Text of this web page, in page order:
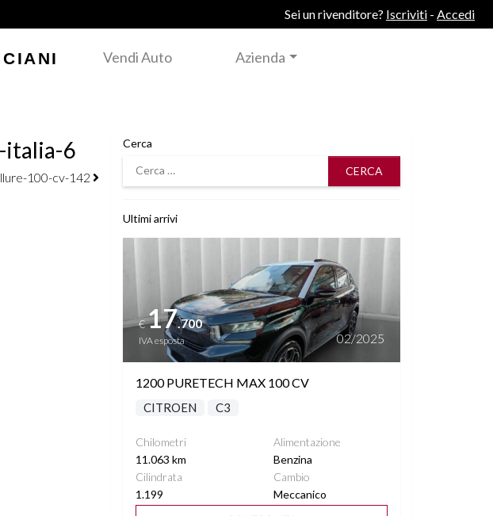
Sei un rivenditore? Iscriviti - Accedi
Vendi Auto Azienda
italia-6
100-cv-142
Cerca
Cerca
Ultimi arrivi
Vedi dettagli
€17.700
IVA esposta 02/2025
1200 PURETECH MAX 100 CV
CITROEN C3
Chilometri
11.063 km
Alimentazione
Benzina
Cilindrata
1.199
Cambio
Meccanico